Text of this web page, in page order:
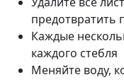
предотвратить
Каждые
каждого стебля
Меняйте воду,